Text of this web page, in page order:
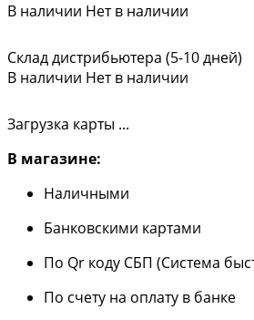
В наличии Нет в наличии
Склад дистрибьютера (5-10 дней)
В наличии Нет в наличии
Загрузка карты ...
В магазине:
Наличными
Банковскими картами
По Qr коду СБП (Система
По счету на оплату в банке